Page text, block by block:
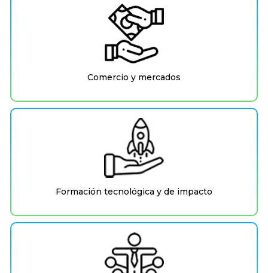
Comercio y mercados
Formación tecnológica y de impacto